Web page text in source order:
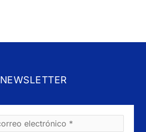
NEWSLETTER